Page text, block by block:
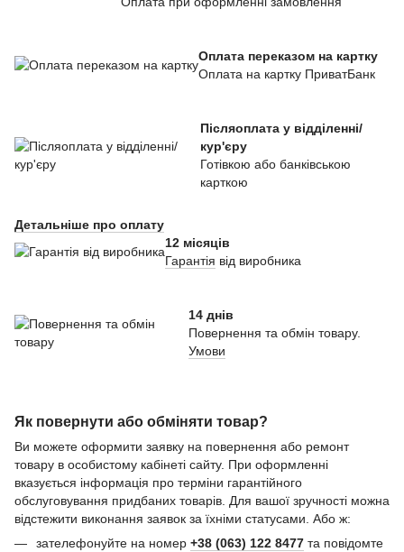
Оплата переказом на картку
Оплата на картку ПриватБанк
Післяоплата у відділенні/
кур'єру
Готівкою або банківською
карткою
Детальніше про оплату
12 місяців
Гарантія від виробника
14 днів
Повернення та обмін товару.
Умови
Як повернути або обміняти товар?
Ви можете оформити заявку на повернення або ремонт
товару в особистому кабінеті сайту. При оформленні
вказується інформація про терміни гарантійного
обслуговування придбаних товарів. Для вашої зручності можна
відстежити виконання заявок за їхніми статусами. Або ж:
зателефонуйте на номер +38 (063) 122 8477 та повідомте